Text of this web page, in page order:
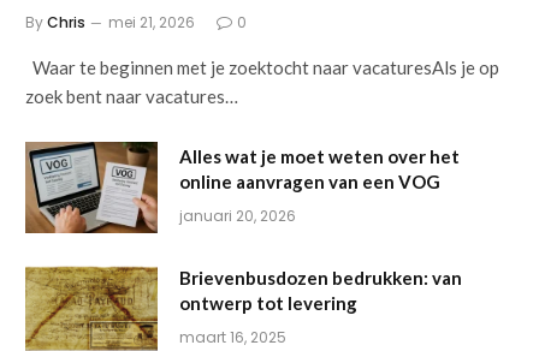
ByChris mei 21, 2026 0
Waar te beginnen met je zoektocht naar vacaturesAls je op
zoek bent naar vacatures…
Alles wat je moet weten over het
online aanvragen van een VOG
januari 20, 2026
Brievenbusdozen bedrukken: van
ontwerp tot levering
maart 16, 2025